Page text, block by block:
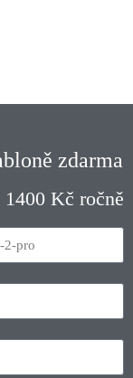
zdarma
Kč ročně